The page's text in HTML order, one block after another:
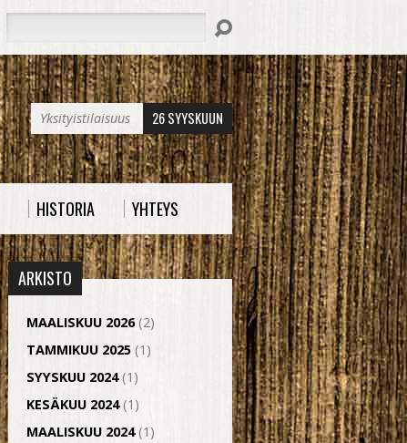
Yksityistilaisuus 26 SYYSKUUN
HISTORIA YHTEYS
ARKISTO
MAALISKUU 2026(2)
TAMMIKUU 2025 (1)
SYYSKUU 2024(1)
KESÄKUU 2024(1)
MAALISKUU 2024(1)